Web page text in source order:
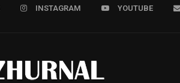
INSTAGRAM YOUTUBE